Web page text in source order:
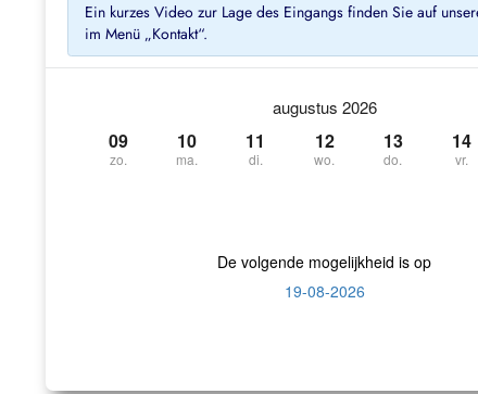
Ein kurzes Video zur Lage des Eingangs finden Sie auf
im Menü „Kontakt“.
augustus 2026
09
zo.
10
ma.
11
di.
12
wo.
13
do.
14
vr.
De volgende mogelijkheid is op
19-08-2026